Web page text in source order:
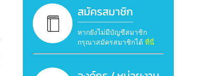
สมัครสมาชิก
หากยังไม่มีบัญชีสมาชิก
กรุณาสมัครสมาชิกได้ ที่นี่